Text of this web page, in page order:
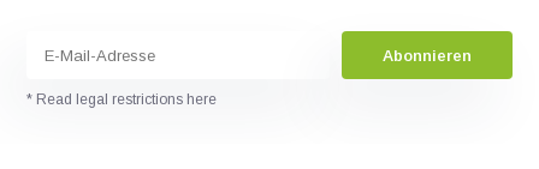
Abonnieren
* Read legal restrictions here